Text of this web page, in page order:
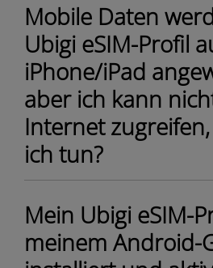
Mobile Daten
Ubigi eSIM-Profil
iPhone/iPad
aber ich kann
Internet
ich tun?
Mein Ubigi eSIM-
meinem Android-